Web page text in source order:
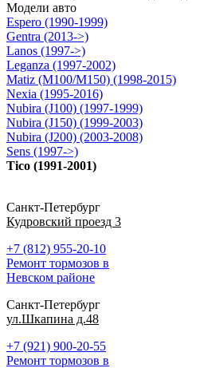
Модели авто
Espero (1990-1999)
Gentra (2013->)
Lanos (1997->)
Leganza (1997-2002)
Matiz (M100/M150) (1998-2015)
Nexia (1995-2016)
Nubira (J100) (1997-1999)
Nubira (J150) (1999-2003)
Nubira (J200) (2003-2008)
Sens (1997->)
Tico (1991-2001)
Санкт-Петербург
Кудровский проезд 3
+7 (812) 955-20-10
Ремонт тормозов в
Невском районе
Санкт-Петербург
ул.Шкапина д.48
+7 (921) 900-20-55
Ремонт тормозов в